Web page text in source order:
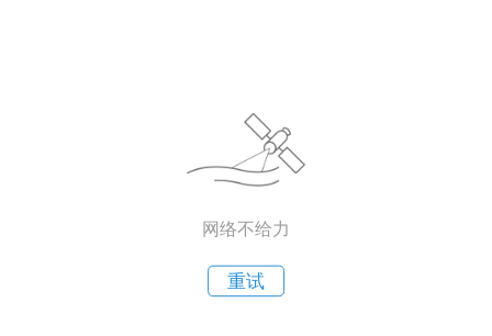
网络不给力
重试